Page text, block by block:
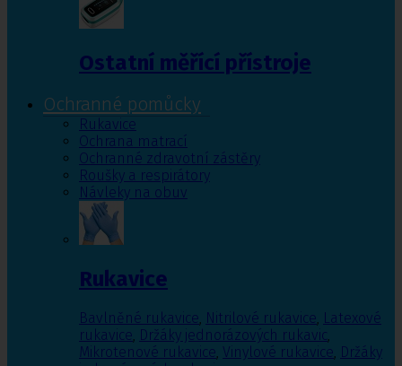
Ostatní měřící přístroje
Ochranné pomůcky
Rukavice
Ochrana matrací
Ochranné zdravotní zástěry
Roušky a respirátory
Návleky na obuv
Rukavice
Bavlněné rukavice, Nitrilové rukavice, Latexové
rukavice, Držáky jednorázových rukavic,
Mikrotenové rukavice, Vinylové rukavice, Držáky